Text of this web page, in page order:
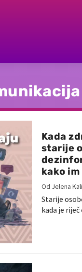
Kada
starije
kako
Od Jelena
Starije
kada je